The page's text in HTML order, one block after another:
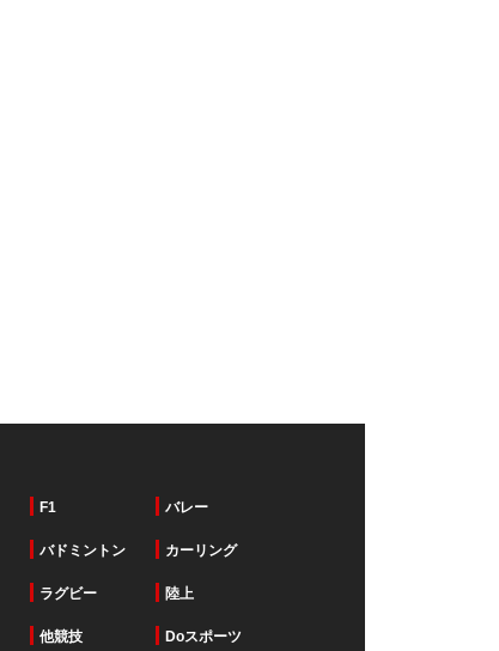
F1 バレー
バドミントン カーリング
ラグビー 陸上
他競技 Doスポーツ